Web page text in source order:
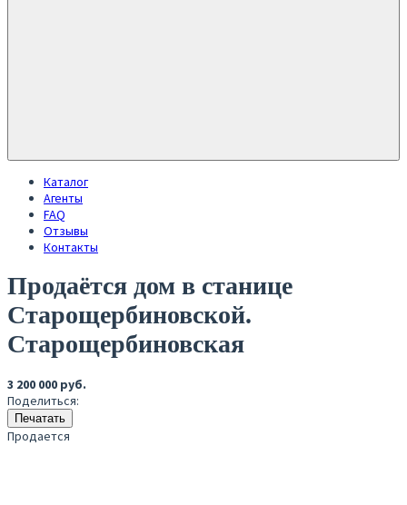
Каталог
Агенты
FAQ
Отзывы
Контакты
Продаётся дом в станице
Старощербиновской.
Старощербиновская
3 200 000 руб.
Поделиться:
Печатать
Продается